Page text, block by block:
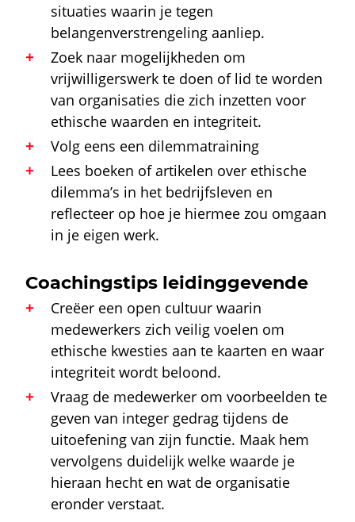
situaties waarin je tegen
belangenverstrengeling aanliep.
Zoek naar mogelijkheden om
vrijwilligerswerk te doen of lid te worden
van organisaties die zich inzetten voor
ethische waarden en integriteit.
Volg eens een dilemmatraining
Lees boeken of artikelen over ethische
dilemma’s in het bedrijfsleven en
reflecteer op hoe je hiermee zou omgaan
in je eigen werk.
Coachingstips leidinggevende
Creëer een open cultuur waarin
medewerkers zich veilig voelen om
ethische kwesties aan te kaarten en waar
integriteit wordt beloond.
Vraag de medewerker om voorbeelden te
geven van integer gedrag tijdens de
uitoefening van zijn functie. Maak hem
vervolgens duidelijk welke waarde je
hieraan hecht en wat de organisatie
eronder verstaat.